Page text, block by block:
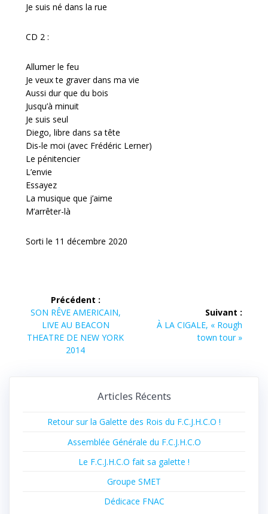
Je suis né dans la rue
CD 2 :
Allumer le feu
Je veux te graver dans ma vie
Aussi dur que du bois
Jusqu’à minuit
Je suis seul
Diego, libre dans sa tête
Dis-le moi (avec Frédéric Lerner)
Le pénitencier
L’envie
Essayez
La musique que j’aime
M’arrêter-là
Sorti le 11 décembre 2020
Navigation
l’article
Précédent :
Article
précédent :
SON RÊVE AMERICAIN,
LIVE AU BEACON
THEATRE DE NEW YORK
2014
Suivant :
Article
À LA CIGALE, « Rough
town tour »
Articles Récents
Retour sur la Galette des Rois du F.C.J.H.C.O !
Assemblée Générale du F.C.J.H.C.O
Le F.C.J.H.C.O fait sa galette !
Groupe SMET
Dédicace FNAC